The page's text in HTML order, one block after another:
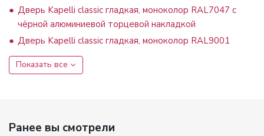
Дверь Kapelli classic гладкая, моноколор RAL7047 с
чёрной алюминиевой торцевой накладкой
Дверь Kapelli classic гладкая, моноколор RAL9001
Показать все
Ранее вы смотрели